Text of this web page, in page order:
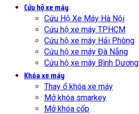
Cứu hộ xe máy
Cứu Hộ Xe Máy Hà Nội
Cứu hộ xe máy TPHCM
Cứu hộ xe máy Hải Phòng
Cứu hộ xe máy Đà Nẵng
Cứu hộ xe máy Bình Dương
Khóa xe máy
Thay ổ khóa xe máy
Mở khóa smarkey
Mở khóa cốp